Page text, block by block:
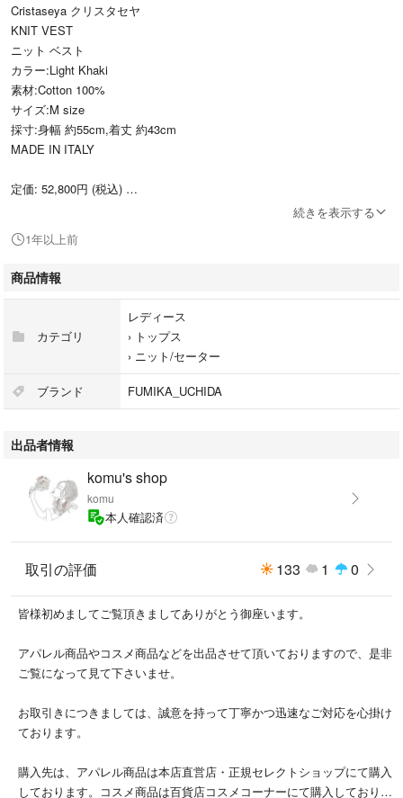
Cristaseya クリスタセヤ
KNIT VEST
ニット ベスト
カラー:Light Khaki
素材:Cotton 100%
サイズ:M size
採寸:身幅 約55cm,着丈 約43cm
MADE IN ITALY
定価: 52,800円 (税込)
トベストがお洒落な1着です☆お好みの シャツ や Tee などのトップス
や ワンピース などといった様々なアイテムに重ねて完成度の高いスタイ
リングをお楽しみ頂けます◎人気アイテムのためすぐに完売しておりまし
す☆春夏アイテム先取り早い者勝ちです！ブランドタグ御座いますのでお
付け致します☆
★何かご質問などがありましたらお気軽にコメントして下さい★送料は無
料です★
ております。どうぞ皆様宜しくお願い致します。
#Cristaseya #クリスタセヤ #seya #セヤ #fumikauchida #フミカウチダ #d
riesvannoten #jonnlynx #ジョンリンクス #superAmarket #pelleq #ペレッ
ク #tomorrowland #AURALEE #オーラリー #junmikami #ジュンミカミ #チ
O #フィービー #gabrielacollgarments #RonHerman #ロンハーマン #Maiso
nMargiela #メゾンマルジェラ #commedesgarcons #ギャルソン #CELIN
E #セリーヌ #Maryam #マリアム #comoli #コモリ #baserange #ベースレ
ンジ #arrows #アローズ #roku #ロク #hyke #ハイク #beams #ビームス #s
acai #サカイ #Shinzon #holiday #journalstandard #nowos #enfold #acne
続きを表示する
1年以上前
商品情報
カテゴリ
レディース
› トップス
› ニット/セーター
ブランド FUMIKA_UCHIDA
出品者情報
komu's shop
komu
本人確認済
取引の評価 133 1 0
皆様初めましてご覧頂きましてありがとう御座います。
アパレル商品やコスメ商品などを出品させて頂いておりますので、是非
ご覧になって見て下さいませ。
お取引きにつきましては、誠意を持って丁寧かつ迅速なご対応を心掛け
ております。
購入先は、アパレル商品は本店直営店・正規セレクトショップにて購入
しております。コスメ商品は百貨店コスメコーナーにて購入しておりま